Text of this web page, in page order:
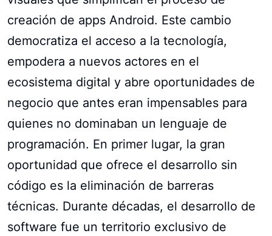
creación de apps Android. Este cambio
democratiza el acceso a la tecnología,
empodera a nuevos actores en el
ecosistema digital y abre oportunidades de
negocio que antes eran impensables para
quienes no dominaban un lenguaje de
programación. En primer lugar, la gran
oportunidad que ofrece el desarrollo sin
código es la eliminación de barreras
técnicas. Durante décadas, el desarrollo de
software fue un territorio exclusivo de